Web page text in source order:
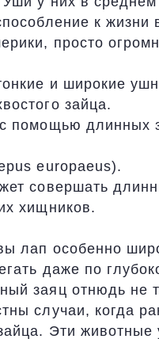
к
просто
и широкие
зайца.
помощью длинных
europaeus).
совершать
хищников.
лап особенно
даже по
заяц отнюдь не
случаи, когда
Эти